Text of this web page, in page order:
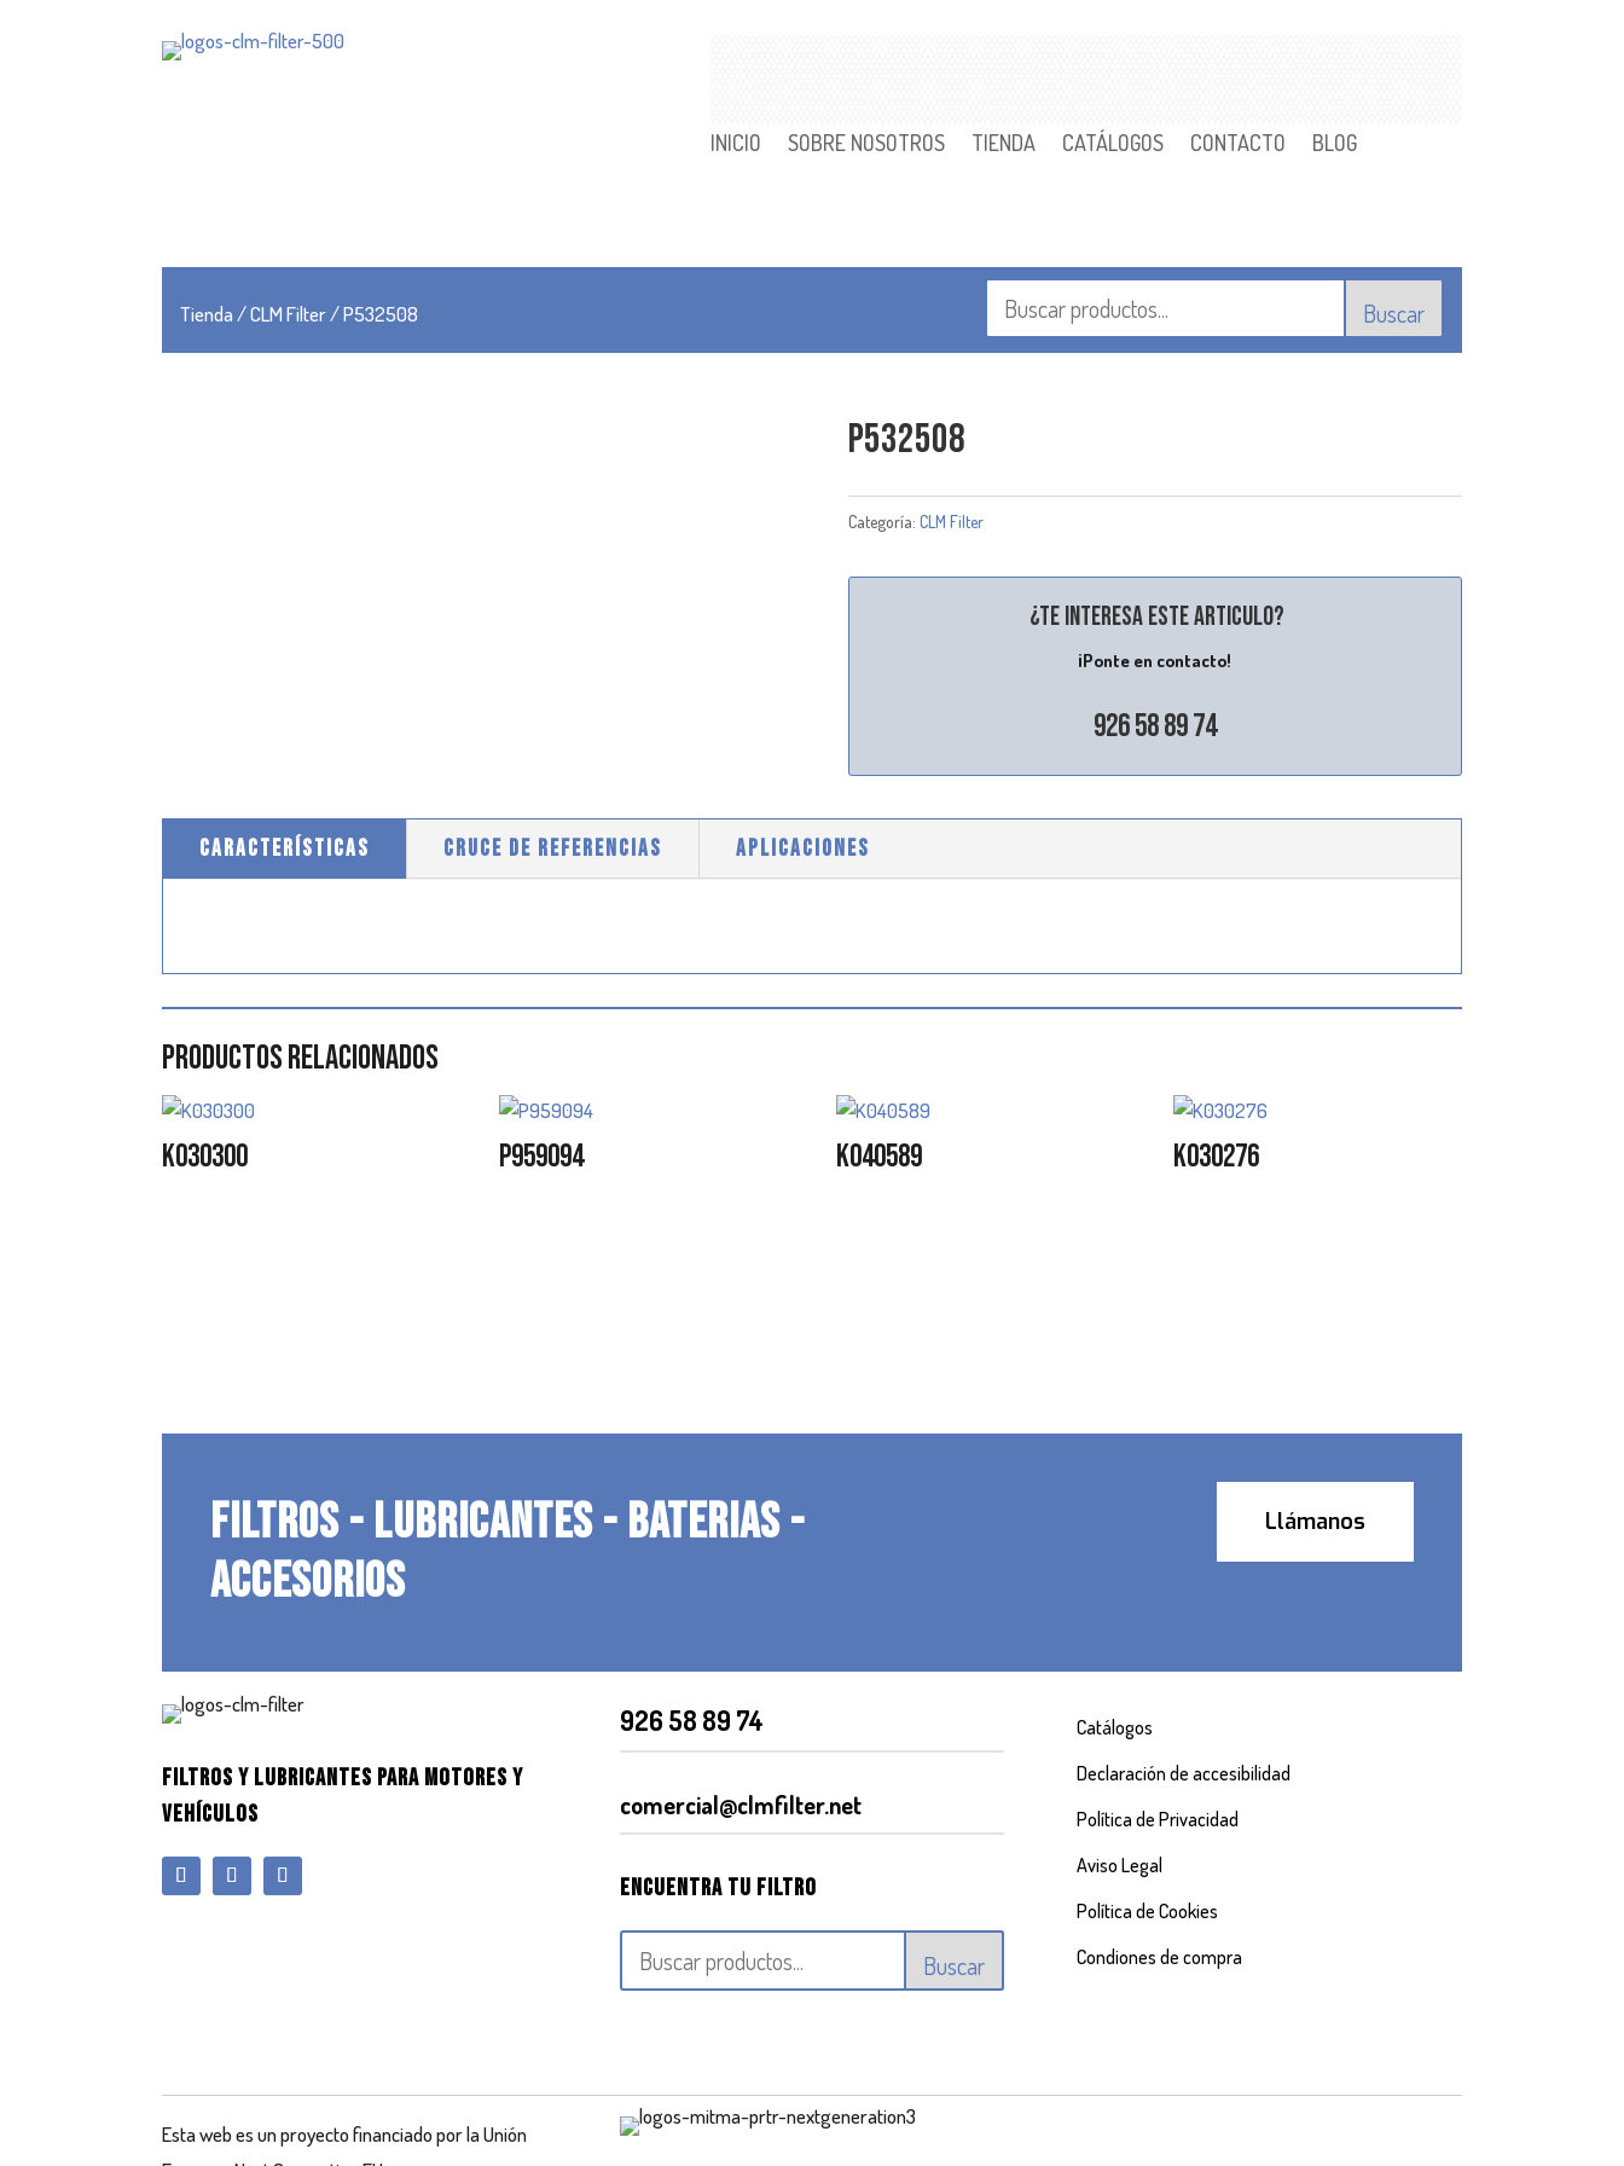
INICIO SOBRE NOSOTROS TIENDA CATÁLOGOS CONTACTO BLOG
Tienda/CLM Filter/ P532508 Buscar
P532508
Categoría: CLM Filter
¿Te interesa este articulo?
¡Ponte en contacto!
926 58 89 74
CARACTERÍSTICAS CRUCE DE REFERENCIAS APLICACIONES
Productos relacionados
K030300 P959094 K040589 K030276
FILTROS - LUBRICANTES - BATERIAS -
ACCESORIOS
Llámanos
FILTROS Y LUBRICANTES PARA MOTORES Y
VEHÍCULOS
926 58 89 74
comercial@clmfilter.net
Encuentra tu filtro
Buscar
Catálogos
Declaración de accesibilidad
Política de Privacidad
Aviso Legal
Política de Cookies
Condiones de compra
Esta web es un proyecto financiado por la Unión